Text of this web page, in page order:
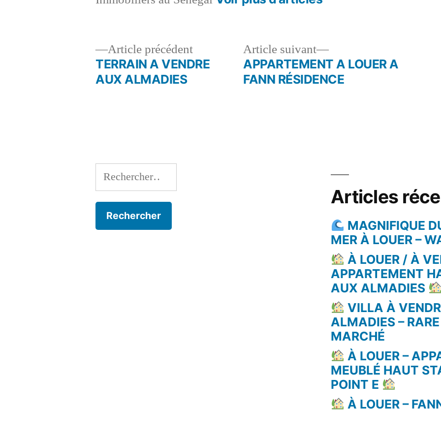
Navigation
Article précédentArticle
précédent :
TERRAIN A VENDRE
AUX ALMADIES
Article suivant
Article
suivant :
APPARTEMENT A LOUER A
FANN RÉSIDENCE
Rechercher :
Articles
MAGNIFIQUE
MER À LOUER –
À LOUER / À
APPARTEMENT
AUX ALMADIES
VILLA À
ALMADIES –
MARCHÉ
À LOUER –
MEUBLÉ HAUT
POINT E
À LOUER –